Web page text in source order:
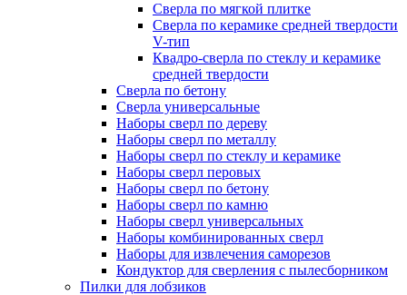
Сверла по мягкой плитке
Сверла по керамике средней твердости
V-тип
Квадро-сверла по стеклу и керамике
средней твердости
Сверла по бетону
Сверла универсальные
Наборы сверл по дереву
Наборы сверл по металлу
Наборы сверл по стеклу и керамике
Наборы сверл перовых
Наборы сверл по бетону
Наборы сверл по камню
Наборы сверл универсальных
Наборы комбинированных сверл
Наборы для извлечения саморезов
Кондуктор для сверления с пылесборником
Пилки для лобзиков